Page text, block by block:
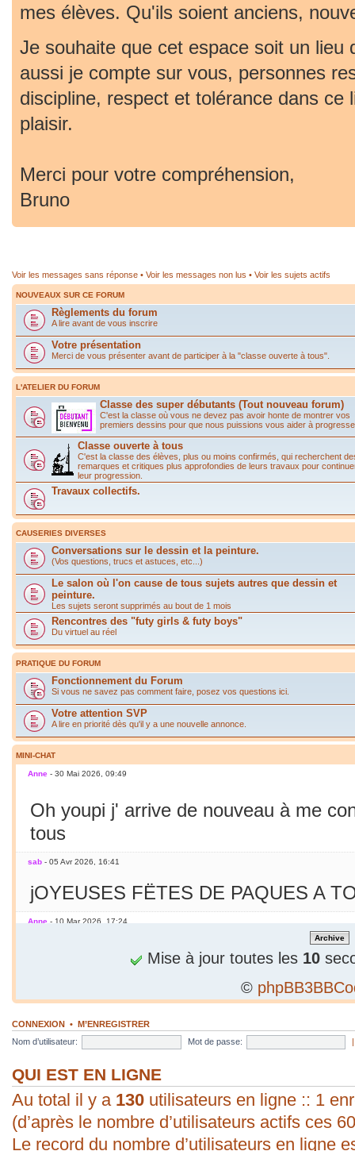
mes élèves. Qu'ils soient anciens,
Je souhaite que cet espace soit un lieu
aussi je compte sur vous, personnes
discipline, respect et tolérance dans ce
plaisir.
Merci pour votre compréhension,
Bruno
Voir les messages sans réponse • Voir les messages non lus • Voir les sujets actifs
NOUVEAUX SUR CE FORUM
Règlements du forum
A lire avant de vous inscrire
Votre présentation
Merci de vous présenter avant de participer à la "classe ouverte à tous".
L'ATELIER DU FORUM
Classe des super débutants (Tout nouveau forum)
C'est la classe où vous ne devez pas avoir honte de montrer vos
premiers dessins pour que nous puissions vous aider à
Classe ouverte à tous
C'est la classe des élèves, plus ou moins confirmés, qui recherchent
remarques et critiques plus approfondies de leurs travaux pour
leur progression.
Travaux collectifs.
CAUSERIES DIVERSES
Conversations sur le dessin et la peinture.
(Vos questions, trucs et astuces, etc...)
Le salon où l'on cause de tous sujets autres que dessin et
peinture.
Les sujets seront supprimés au bout de 1 mois
Rencontres des "futy girls & futy boys"
Du virtuel au réel
PRATIQUE DU FORUM
Fonctionnement du Forum
Si vous ne savez pas comment faire, posez vos questions ici.
Votre attention SVP
A lire en priorité dès qu'il y a une nouvelle annonce.
MINI-CHAT
Anne - 30 Mai 2026, 09:49
Oh youpi j' arrive de nouveau à me
tous
sab - 05 Avr 2026, 16:41
jOYEUSES FËTES DE PAQUES A
Anne - 10 Mar 2026, 17:24
Jamais essayé avec le smarphone
C'est le printemps ! Soleil chaleur...
en mars seulement !
sab - 09 Mar 2026, 19:56
bonjour ! vous arrivez à poster une
évident pour moi. Vive les P.C. ;).
Mise à jour toutes les 10
©
CONNEXION • M’ENREGISTRER
Nom d’utilisateur:
Mot de passe:
QUI EST EN LIGNE
Au total il y a 130 utilisateurs en ligne :: 1
(d’après le nombre d’utilisateurs actifs ces
Le record du nombre d’utilisateurs en ligne